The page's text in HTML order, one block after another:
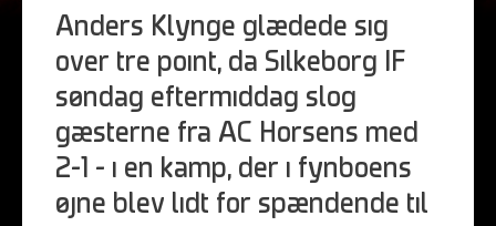
Anders Klynge glædede sig
over tre point, da Silkeborg IF
søndag eftermiddag slog
gæsterne fra AC Horsens med
2-1 – i en kamp, der i fynboens
øjne blev lidt for spændende til